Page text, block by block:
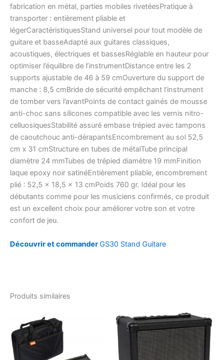
fabrication en métal, parties mobiles rivetéesPratique à
transporter : entièrement pliable et
légerCaractéristiquesStand universel pour tout modèle de
guitare et basseAdapté aux guitares classiques,
acoustiques, électriques et bassesRéglable en hauteur pour
optimiser l’équilibre de l’instrumentDistance entre les 2
supports ajustable de 46 à 59 cmOuverture du support de
manche : 8,5 cmBride de sécurité empêchant l’instrument
de tomber vers l’avantPoints de contact gainés de mousse
anti-choc sans silicones compatible avec les vernis nitro-
celluosiquesStabilité assuré embase trépied avec tampons
de caoutchouc anti-dérapantsEncombrement au sol 52,5
cm x 31 cmStructure en tubes de métalTube principal
diamètre 24 mmTubes de trépied diamètre 19 mmFinition
laque epoxy noir satinéEntièrement pliable, encombrement
plié : 52,5 x 18,5 x 13 cmPoids 760 gr. Idéal pour les
débutants comme pour les musiciens confirmés, ce produit
est un excellent choix pour améliorer votre son et votre
confort de jeu.
Découvrir et commanderGS30 Stand Guitare
Produits similaires